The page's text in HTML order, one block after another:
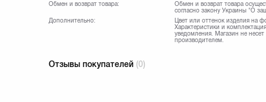
Обмен и возврат товара:
Обмен и возврат товара
согласно закону Украины "О
Дополнительно:
Цвет или оттенок изделия на
Характеристики и
уведомления. Магазин не
производителем.
Отзывы покупателей (0)